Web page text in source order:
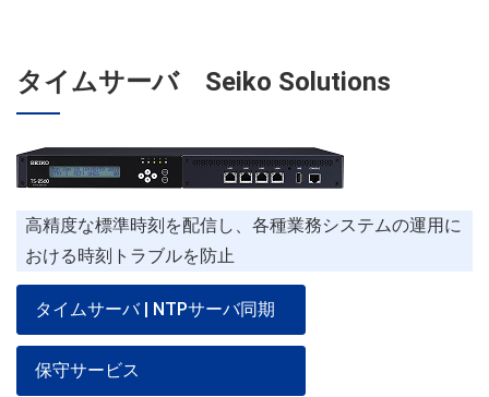
タイムサーバ Seiko Solutions
高精度な標準時刻を配信し、各種業務システムの運用に
おける時刻トラブルを防止
タイムサーバ | NTPサーバ同期
保守サービス